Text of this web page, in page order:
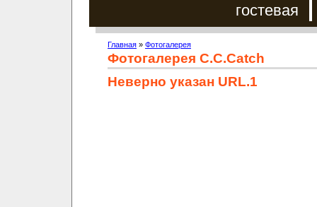
гостевая
Главная » Фотогалерея
Фотогалерея C.C.Catch
Неверно указан URL.1